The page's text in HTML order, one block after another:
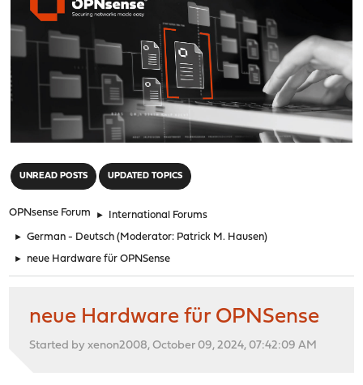
UNREAD POSTS UPDATED TOPICS
OPNsense Forum ► International Forums
► German - Deutsch (Moderator: Patrick M. Hausen)
► neue Hardware für OPNSense
neue Hardware für OPNSense
Started by xenon2008, October 09, 2024, 07:42:09 AM